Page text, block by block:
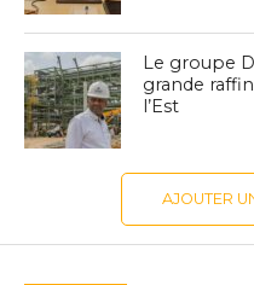
Le groupe
grande
l’Est
AJOUTER